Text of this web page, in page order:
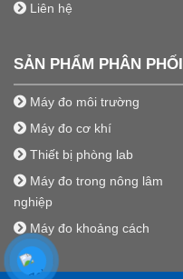
Liên hệ
SẢN PHẨM PHÂN PHỐI
Máy đo môi trường
Máy đo cơ khí
Thiết bị phòng lab
Máy đo trong nông lâm
nghiệp
Máy đo khoảng cách